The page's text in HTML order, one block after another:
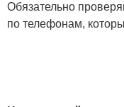
Обязательно
по телефонам,